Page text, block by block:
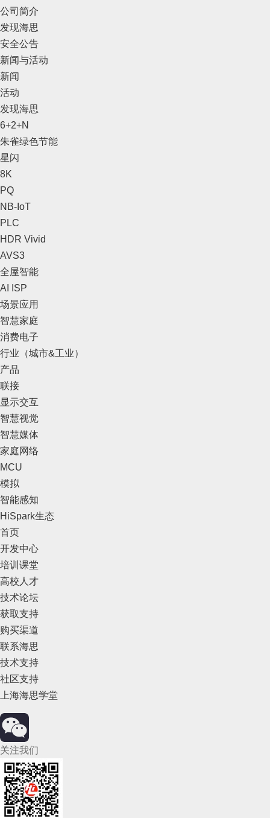
公司简介
发现海思
安全公告
新闻与活动
新闻
活动
发现海思
6+2+N
朱雀绿色节能
星闪
8K
PQ
NB-IoT
PLC
HDR Vivid
AVS3
全屋智能
AI ISP
场景应用
智慧家庭
消费电子
行业（城市&工业）
产品
联接
显示交互
智慧视觉
智慧媒体
家庭网络
MCU
模拟
智能感知
HiSpark生态
首页
开发中心
培训课堂
高校人才
技术论坛
获取支持
购买渠道
联系海思
技术支持
社区支持
上海海思学堂
关注我们